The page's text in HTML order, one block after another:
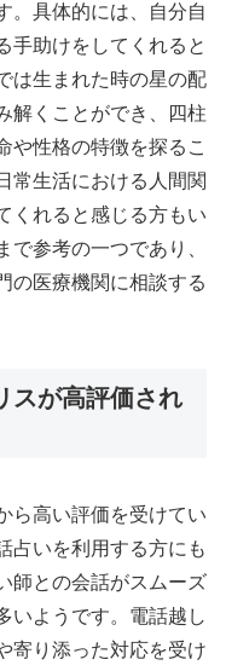
。具体的には、自分自
手助けをしてくれると
は生まれた時の星の配
解くことができ、四柱
や性格の特徴を探るこ
常生活における人間関
くれると感じる方もい
で参考の一つであり、
の医療機関に相談する
スが高評価され
ら高い評価を受けてい
占いを利用する方にも
師との会話がスムーズ
いようです。電話越し
寄り添った対応を受け